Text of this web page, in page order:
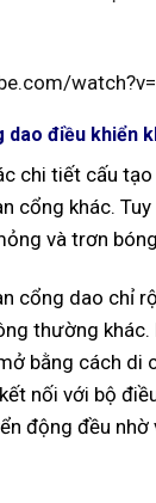
dao điều khiển
chi tiết cấu
cổng khác.
và trơn
cổng dao chỉ
thường khác.
bằng cách di
nối với bộ
động đều nhờ